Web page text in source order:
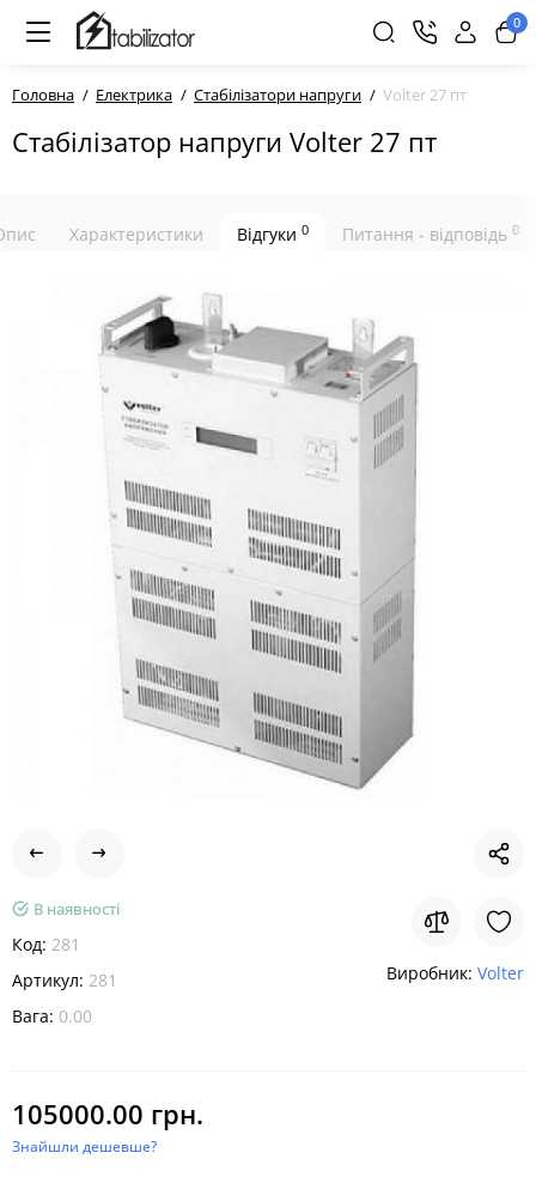
0
Головна Електрика Стабілізатори напруги Volter 27 пт
Стабілізатор напруги Volter 27 пт
Характеристики Відгуки 0 Питання - відповідь 0
В наявності
Код: 281
Артикул: 281
Вага: 0.00
Виробник: Volter
105000.00 грн.
Знайшли дешевше?